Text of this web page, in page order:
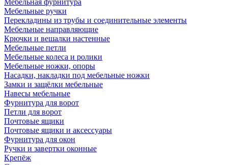
Мебельная фурнитура
Мебельные ручки
Перекладины из трубы и соединительные элементы
Мебельные направляющие
Крючки и вешалки настенные
Мебельные петли
Мебельные колеса и ролики
Мебельные ножки, опоры
Насадки, накладки под мебельные ножки
Замки и защёлки мебельные
Навесы мебельные
Фурнитура для ворот
Петли для ворот
Почтовые ящики
Почтовые ящики и аксессуары
Фурнитура для окон
Ручки и завертки оконные
Крепёж